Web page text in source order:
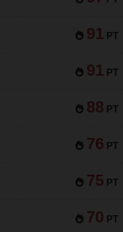
91 PT
91 PT
88 PT
76 PT
75 PT
70 PT